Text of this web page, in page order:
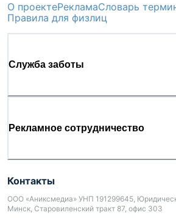
О проектеРекламаСловарь
Правила для физлиц
Служба заботы
Рекламное сотрудничество
Контакты
ООО «Аниксмедиа» УНП 191299645,
Минск, Старовиленский тракт 87, офис 303